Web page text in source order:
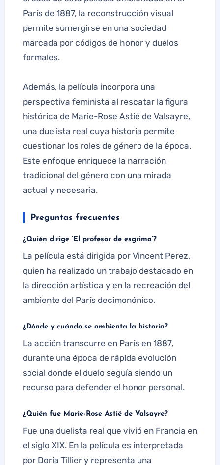
París de 1887, la reconstrucción visual
permite sumergirse en una sociedad
marcada por códigos de honor y duelos
formales.
Además, la película incorpora una
perspectiva feminista al rescatar la figura
histórica de Marie-Rose Astié de Valsayre,
una duelista real cuya historia permite
cuestionar los roles de género de la época.
Este enfoque enriquece la narración
tradicional del género con una mirada
actual y necesaria.
Preguntas frecuentes
¿Quién dirige ‘El profesor de esgrima’?
La película está dirigida por Vincent Perez,
quien ha realizado un trabajo destacado en
la dirección artística y en la recreación del
ambiente del París decimonónico.
¿Dónde y cuándo se ambienta la historia?
La acción transcurre en París en 1887,
durante una época de rápida evolución
social donde el duelo seguía siendo un
recurso para defender el honor personal.
¿Quién fue Marie-Rose Astié de Valsayre?
Fue una duelista real que vivió en Francia en
el siglo XIX. En la película es interpretada
por Doria Tillier y representa una